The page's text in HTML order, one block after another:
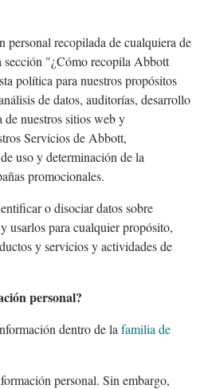
personal recopilada de cualquiera de
sección "¿Cómo recopila Abbott
política para nuestros propósitos
de datos, auditorías, desarrollo
de nuestros sitios web y
Servicios de Abbott,
uso y determinación de la
promocionales.
o disociar datos sobre
usarlos para cualquier propósito,
y servicios y actividades de
personal?
dentro de la familia de
personal. Sin embargo,